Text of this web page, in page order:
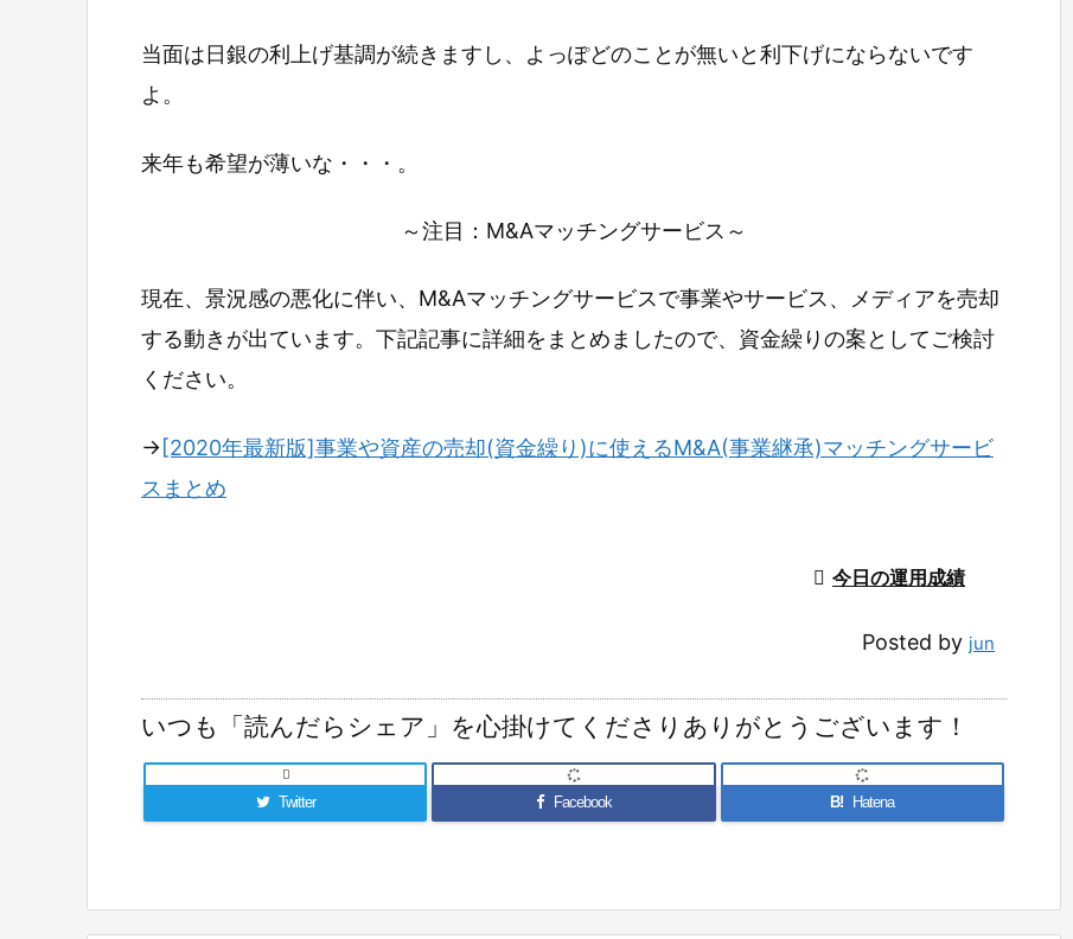
当面は日銀の利上げ基調が続きますし、よっぽどのことが無いと利下げにならないです
よ。
来年も希望が薄いな・・・。
～注目：M&Aマッチングサービス～
現在、景況感の悪化に伴い、M&Aマッチングサービスで事業やサービス、メディアを売却
する動きが出ています。下記記事に詳細をまとめましたので、資金繰りの案としてご検討
ください。
→[2020年最新版]事業や資産の売却(資金繰り)に使えるM&A(事業継承)マッチングサービ
スまとめ
 今日の運用成績
Posted by jun
いつも「読んだらシェア」を心掛けてくださりありがとうございます！
Twitter

Facebook B! Hatena